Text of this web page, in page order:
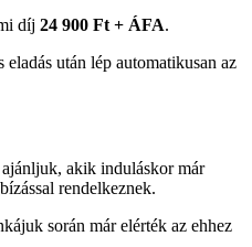
díj 24 900 Ft + ÁFA.
eladás után lép automatikusan az
akik induláskor már
rendelkeznek.
során már elérték az ehhez